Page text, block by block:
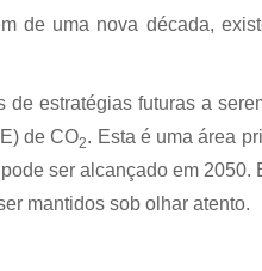
de uma nova década,
estratégias futuras a
de CO2. Esta é uma área
ser alcançado em 2050.
mantidos sob olhar atento.